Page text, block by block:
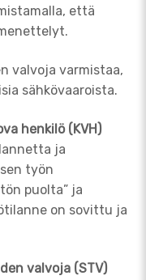
että
valvoja varmistaa,
sähkövaaroista.
henkilö (KVH)
ja
työn
puolta” ja
on sovittu ja
valvoja (STV)